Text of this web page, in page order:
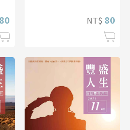
80 NT$ 80